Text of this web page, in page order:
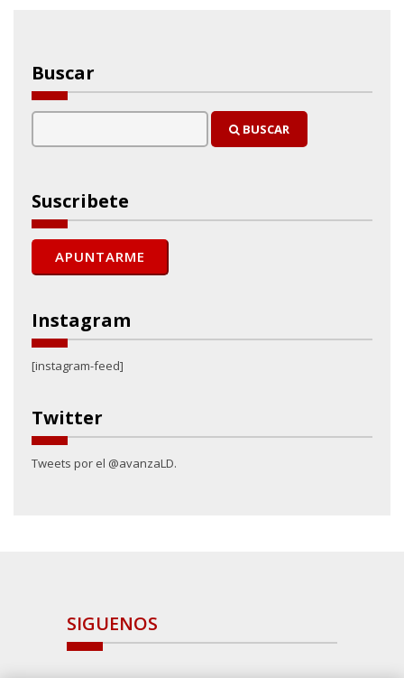
Buscar
BUSCAR
Suscribete
Instagram
[instagram-feed]
Twitter
Tweets por el @avanzaLD.
SIGUENOS